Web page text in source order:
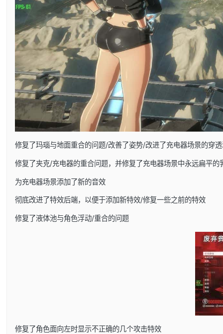
修复了玛瑙与地面重合的问题/改善了姿势/改进了充电器场景的穿
修复了夹克/充电器的重合问题，并修复了充电器场景中永远扁平的
为充电器场景添加了新的音效
彻底改进了特效后端，以便于添加新特效/修复一些之前的特效
修复了液体池与角色浮动/重合的问题
修复了角色面向左时显示不正确的几个攻击特效